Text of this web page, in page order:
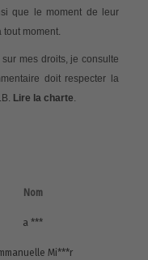
que le moment de leur
moment.
mes droits, je consulte
doit respecter la
Lire la charte.
Nom
a ***
Mi***r